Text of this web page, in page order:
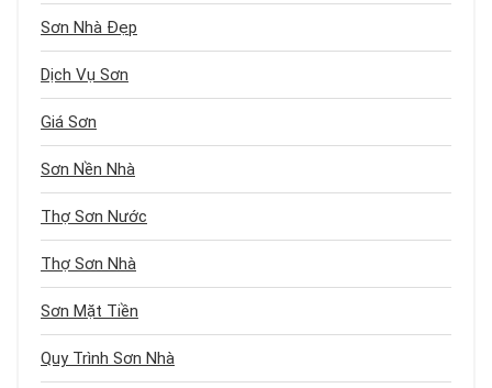
Sơn Nhà Đẹp
Dịch Vụ Sơn
Giá Sơn
Sơn Nền Nhà
Thợ Sơn Nước
Thợ Sơn Nhà
Sơn Mặt Tiền
Quy Trình Sơn Nhà